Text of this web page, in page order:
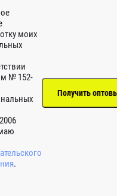
моих
№ 152-
.